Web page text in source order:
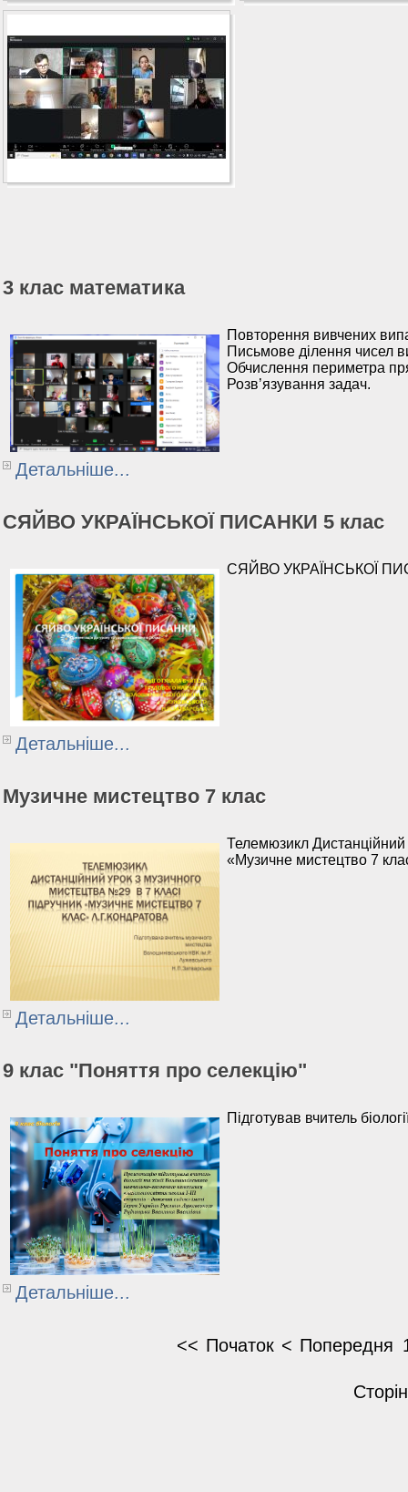
3 клас математика
Повторення вивчених
Письмове ділення чисел
Обчислення периметра
Розв’язування задач.
Детальніше...
СЯЙВО УКРАЇНСЬКОЇ ПИСАНКИ 5 клас
СЯЙВО УКРАЇНСЬКОЇ
Детальніше...
Музичне мистецтво 7 клас
Телемюзикл
«Музичне мистецтво 7
Детальніше...
9 клас "Поняття про селекцію"
Підготував вчитель
Детальніше...
<< Початок < Попередня